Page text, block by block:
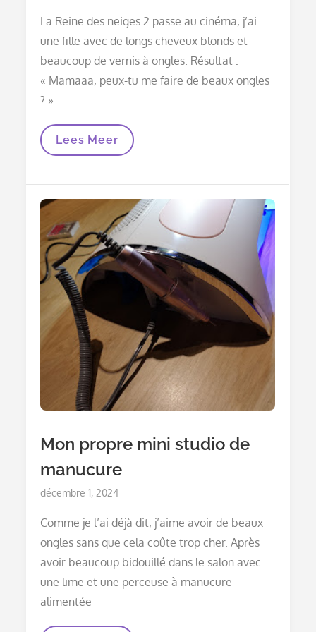
La Reine des neiges 2 passe au cinéma, j’ai
une fille avec de longs cheveux blonds et
beaucoup de vernis à ongles. Résultat :
« Mamaaa, peux-tu me faire de beaux ongles
? »
Agréable
Ongles
Frozen
Pour
Ma
Fille
Lees Meer
Mon propre mini studio de
manucure
Posted
décembre 1, 2024
Comme je l’ai déjà dit, j’aime avoir de beaux
ongles sans que cela coûte trop cher. Après
avoir beaucoup bidouillé dans le salon avec
une lime et une perceuse à manucure
alimentée